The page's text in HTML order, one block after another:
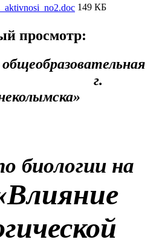
149 КБ
просмотр:
г.
биологии на